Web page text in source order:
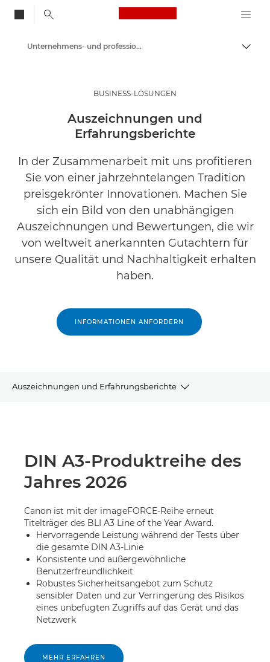
Canon Logo, back
Auf
Lösungen & Dienstleistungen
Business-Insights - B2B & Branchen-News
Unternehmens- und professionelle Artikel
BUSINESS-LÖSUNGEN
Auszeichnungen und
Erfahrungsberichte
In der Zusammenarbeit mit uns profitieren
Sie von einer jahrzehntelangen Tradition
preisgekrönter Innovationen. Machen Sie
sich ein Bild von den unabhängigen
Auszeichnungen und Bewertungen, die wir
von weltweit anerkannten Gutachtern für
unsere Qualität und Nachhaltigkeit erhalten
haben.
INFORMATIONEN ANFORDERN
Auszeichnungen und Erfahrungsberichte
NACHHALTIGKEIT
JETZT KONTAKT AUFNEHMEN
DIN A3-Produktreihe des
Jahres 2026
Canon ist mit der imageFORCE-Reihe erneut
Titelträger des BLI A3 Line of the Year Award.
Hervorragende Leistung während der Tests über
die gesamte DIN A3-Linie
Konsistente und außergewöhnliche
Benutzerfreundlichkeit
Robustes Sicherheitsangebot zum Schutz
sensibler Daten und zur Verringerung des Risikos
eines unbefugten Zugriffs auf das Gerät und das
Netzwerk
MEHR ERFAHREN